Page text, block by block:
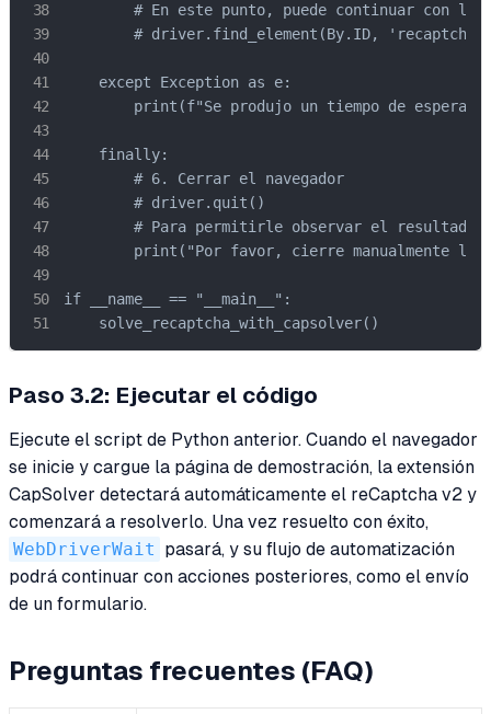
# En este punto, puede continuar con
# driver.find_element(By.ID,
    except Exception as e:
print(f"Se produjo un tiempo de espera o
    finally:
        # 6. Cerrar el navegador
        # driver.quit()
# Para permitirle observar el
print("Por favor, cierre manualmente la
if __name__ == "__main__":
    solve_recaptcha_with_capsolver()
Paso 3.2: Ejecutar el código
Ejecute el script de Python anterior. Cuando el navegador
se inicie y cargue la página de demostración, la extensión
CapSolver detectará automáticamente el reCaptcha v2 y
comenzará a resolverlo. Una vez resuelto con éxito,
WebDriverWait pasará, y su flujo de automatización
podrá continuar con acciones posteriores, como el envío
de un formulario.
Preguntas frecuentes (FAQ)